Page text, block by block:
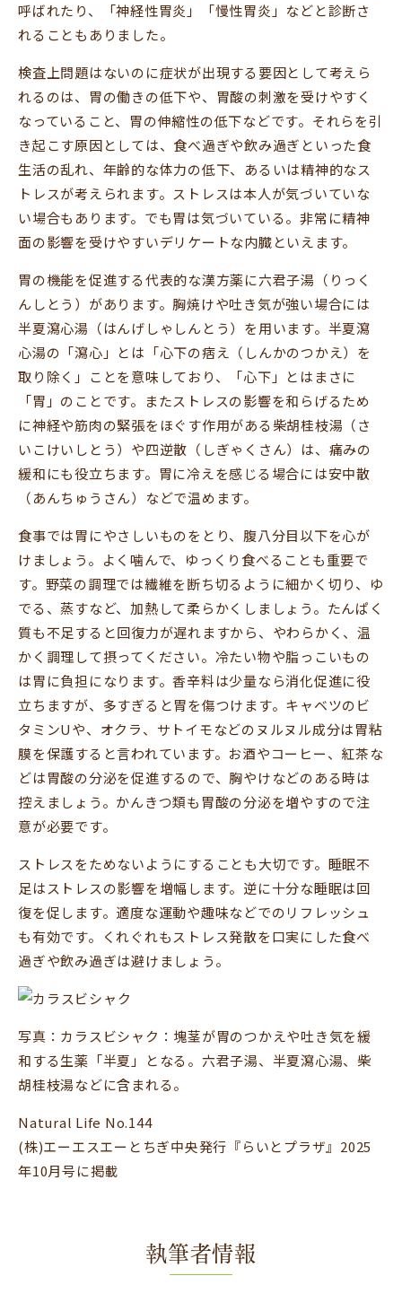
呼ばれたり、「神経性胃炎」「慢性胃炎」などと診断さ
れることもありました。
検査上問題はないのに症状が出現する要因として考えら
れるのは、胃の働きの低下や、胃酸の刺激を受けやすく
なっていること、胃の伸縮性の低下などです。それらを引
き起こす原因としては、食べ過ぎや飲み過ぎといった食
生活の乱れ、年齢的な体力の低下、あるいは精神的なス
トレスが考えられます。ストレスは本人が気づいていな
い場合もあります。でも胃は気づいている。非常に精神
面の影響を受けやすいデリケートな内臓といえます。
胃の機能を促進する代表的な漢方薬に六君子湯（りっく
んしとう）があります。胸焼けや吐き気が強い場合には
半夏瀉心湯（はんげしゃしんとう）を用います。半夏瀉
心湯の「瀉心」とは「心下の痞え（しんかのつかえ）を
取り除く」ことを意味しており、「心下」とはまさに
「胃」のことです。またストレスの影響を和らげるため
に神経や筋肉の緊張をほぐす作用がある柴胡桂枝湯（さ
いこけいしとう）や四逆散（しぎゃくさん）は、痛みの
緩和にも役立ちます。胃に冷えを感じる場合には安中散
（あんちゅうさん）などで温めます。
食事では胃にやさしいものをとり、腹八分目以下を心が
けましょう。よく噛んで、ゆっくり食べることも重要で
す。野菜の調理では繊維を断ち切るように細かく切り、ゆ
でる、蒸すなど、加熱して柔らかくしましょう。たんぱく
質も不足すると回復力が遅れますから、やわらかく、温
かく調理して摂ってください。冷たい物や脂っこいもの
は胃に負担になります。香辛料は少量なら消化促進に役
立ちますが、多すぎると胃を傷つけます。キャベツのビ
タミンUや、オクラ、サトイモなどのヌルヌル成分は胃粘
膜を保護すると言われています。お酒やコーヒー、紅茶な
どは胃酸の分泌を促進するので、胸やけなどのある時は
控えましょう。かんきつ類も胃酸の分泌を増やすので注
意が必要です。
ストレスをためないようにすることも大切です。睡眠不
足はストレスの影響を増幅します。逆に十分な睡眠は回
復を促します。適度な運動や趣味などでのリフレッシュ
も有効です。くれぐれもストレス発散を口実にした食べ
過ぎや飲み過ぎは避けましょう。
写真：カラスビシャク：塊茎が胃のつかえや吐き気を緩
和する生薬「半夏」となる。六君子湯、半夏瀉心湯、柴
胡桂枝湯などに含まれる。
Natural Life No.144
(株)エーエスエーとちぎ中央発行『らいとプラザ』2025
年10月号に掲載
執筆者情報